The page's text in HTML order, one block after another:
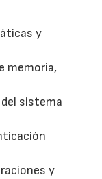
y
memoria,
sistema
y